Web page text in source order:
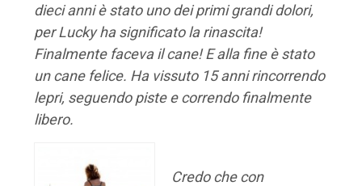
dieci anni è stato uno dei primi grandi dolori,
per Lucky ha significato la rinascita!
Finalmente faceva il cane!E alla fine è stato
un cane felice. Ha vissuto 15 anni rincorrendo
lepri, seguendo piste e correndo finalmente
libero.
Credo che con